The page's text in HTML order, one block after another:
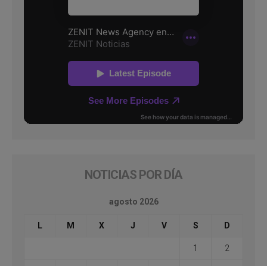
NOTICIAS POR DÍA
agosto 2026
L M X J V S D
1 2